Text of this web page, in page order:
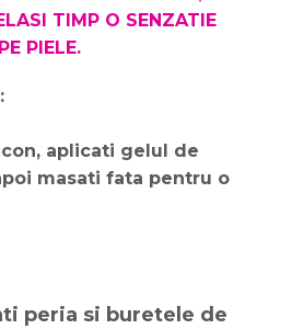
TIMP O SENZATIE
PIELE.
aplicati gelul de
masati fata pentru o
peria si buretele de